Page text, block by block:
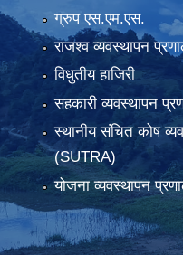
ग्रुप एस.एम.एस.
राजश्व व्यवस्थापन
विधुतीय हाजिरी
सहकारी व्यवस्थापन
स्थानीय संचित कोष
(SUTRA)
योजना व्यवस्थापन